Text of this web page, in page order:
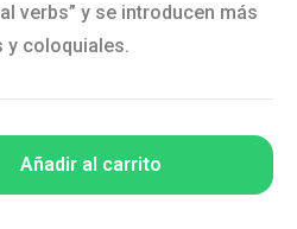
verbs” y se introducen más
y coloquiales.
Añadir al carrito